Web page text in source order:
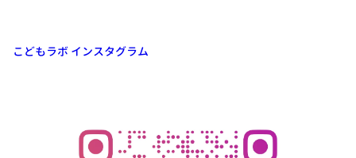
こどもラボ インスタグラム